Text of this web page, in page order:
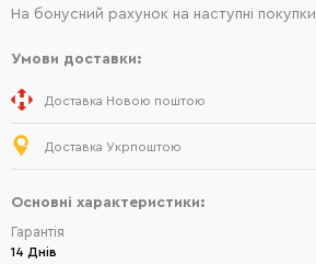
На бонусний рахунок на наступні покупки
Умови доставки:
Доставка Новою поштою
Доставка Укрпоштою
Основні характеристики:
Гарантія
14 Днів